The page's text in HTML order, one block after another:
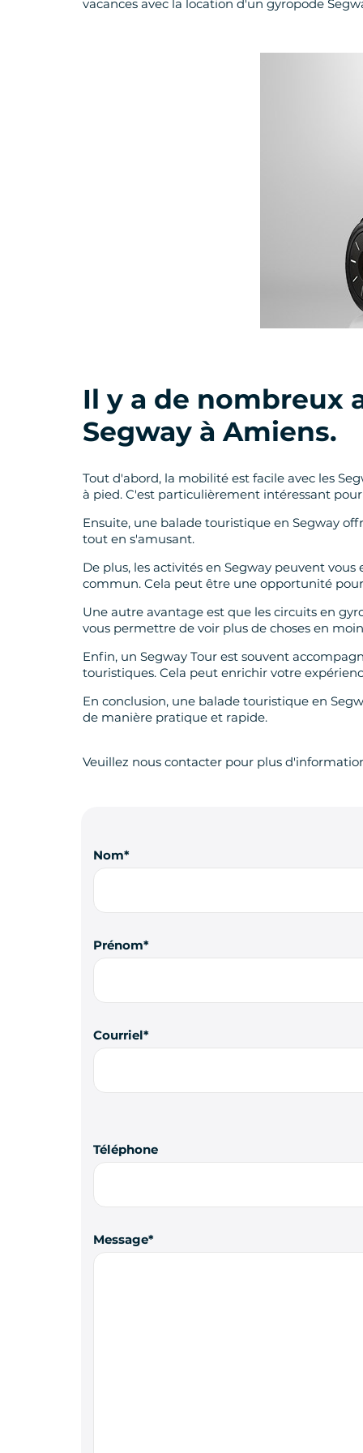
vacances avec la location d'un gyropode
Il y a de nombreux
Segway à Amiens.
Tout d'abord, la mobilité est facile avec les
à pied. C'est particulièrement intéressant
Ensuite, une balade touristique en Segway
tout en s'amusant.
De plus, les activités en Segway peuvent
commun. Cela peut être une opportunité
Une autre avantage est que les circuits en
vous permettre de voir plus de choses en
Enfin, un Segway Tour est souvent
touristiques. Cela peut enrichir votre
En conclusion, une balade touristique en
de manière pratique et rapide.
Veuillez nous contacter pour plus
Nom
Prénom
Courriel
Téléphone
Message